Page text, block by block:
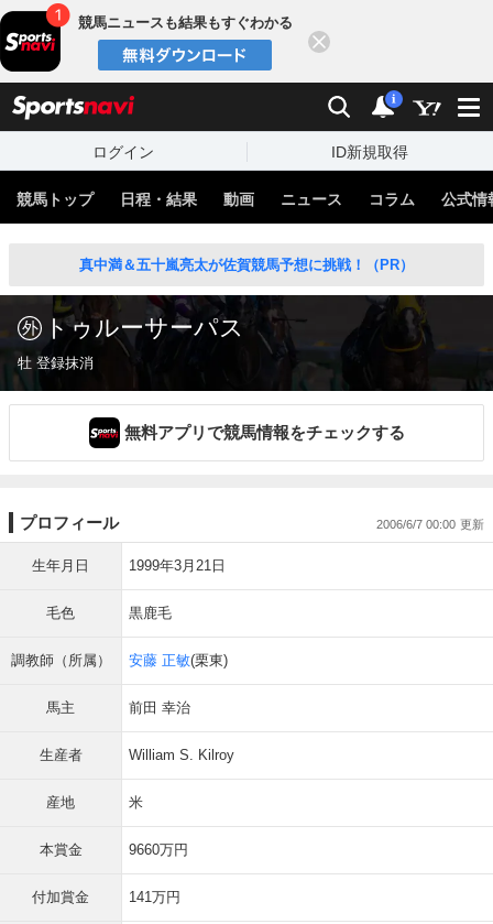
競馬ニュースも結果もすぐわかる
検索 通知
i
ログイン ID新規取得
競馬トップ 日程・結果 動画 ニュース コラム 公式情
真中満＆五十嵐亮太が佐賀競馬予想に挑戦！（PR）
トゥルーサーパス
牡 登録抹消
無料アプリで競馬情報をチェックする
プロフィール 2006/6/7 00:00
生年月日 1999年3月21日
毛色 黒鹿毛
調教師（所属） 安藤 正敏(栗東)
馬主 前田 幸治
生産者 William S. Kilroy
産地 米
本賞金 9660万円
付加賞金 141万円